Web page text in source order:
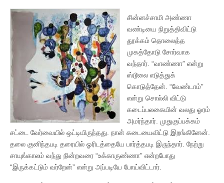
சின்னச்சாமி அண்ணா
வண்டியை நிறுத்திவிட்டு
தூக்கம் தொலைத்த
முகத்தோடு சோர்வாக
வந்தார். “வாண்ணா” என்று
ஸ்டூலை எடுத்துக்
கொடுத்தேன். “வேண்டாம்”
என்று சொல்லி விட்டு
கடைப்பலகையின் வலது ஓரம்
அமர்ந்தார். முதுகுப்பக்கம்
சட்டை வேர்வையில் ஒட்டியிருந்தது. நான் கடையைவிட்டு இறங்கினேன்.
தலை குனிந்தபடி தரையில் ஓரிடத்தையே பார்த்தபடி இருந்தார். நேற்று
சாயுங்காலம் வந்து நின்றவரை “உக்காருண்ணா” என்றபோது
“இருக்கட்டும் வர்றேன்” என்று அப்படியே போய்விட்டார்.